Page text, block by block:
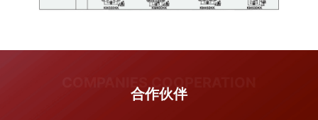
合作伙伴
COMPANIES COOPERATION